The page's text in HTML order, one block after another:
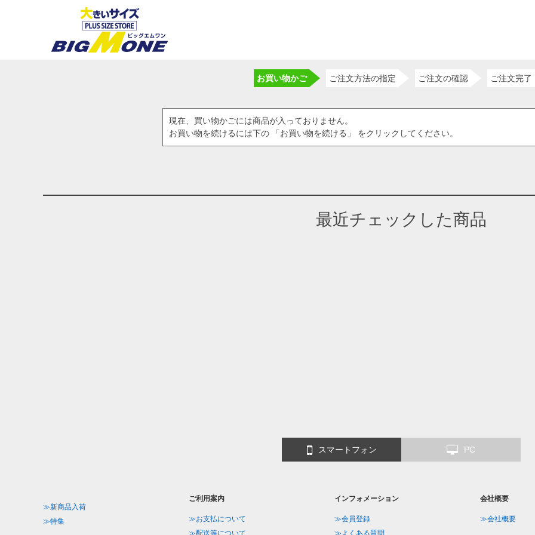
お買い物かご ご注文方法の指定 ご注文の確認 ご注文完了
現在、買い物かごには商品が入っておりません。
お買い物を続けるには下の 「お買い物を続ける」 をクリックしてください。
最近チェックした商品
スマートフォン PC
≫新商品入荷
≫特集
ご利用案内
≫お支払について
≫配送等について
インフォメーション
≫会員登録
≫よくある質問
会社概要
≫会社概要